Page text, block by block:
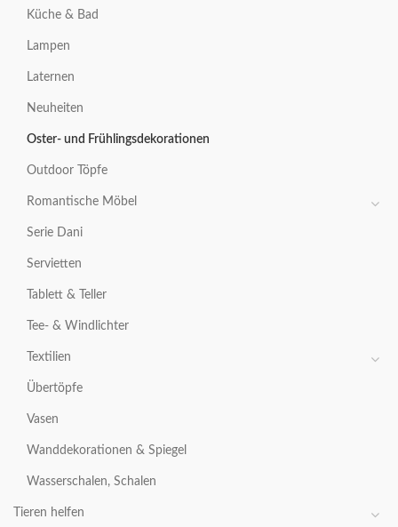
Küche & Bad
Lampen
Laternen
Neuheiten
Oster- und Frühlingsdekorationen
Outdoor Töpfe
Romantische Möbel
Serie Dani
Servietten
Tablett & Teller
Tee- & Windlichter
Textilien
Übertöpfe
Vasen
Wanddekorationen & Spiegel
Wasserschalen, Schalen
Tieren helfen